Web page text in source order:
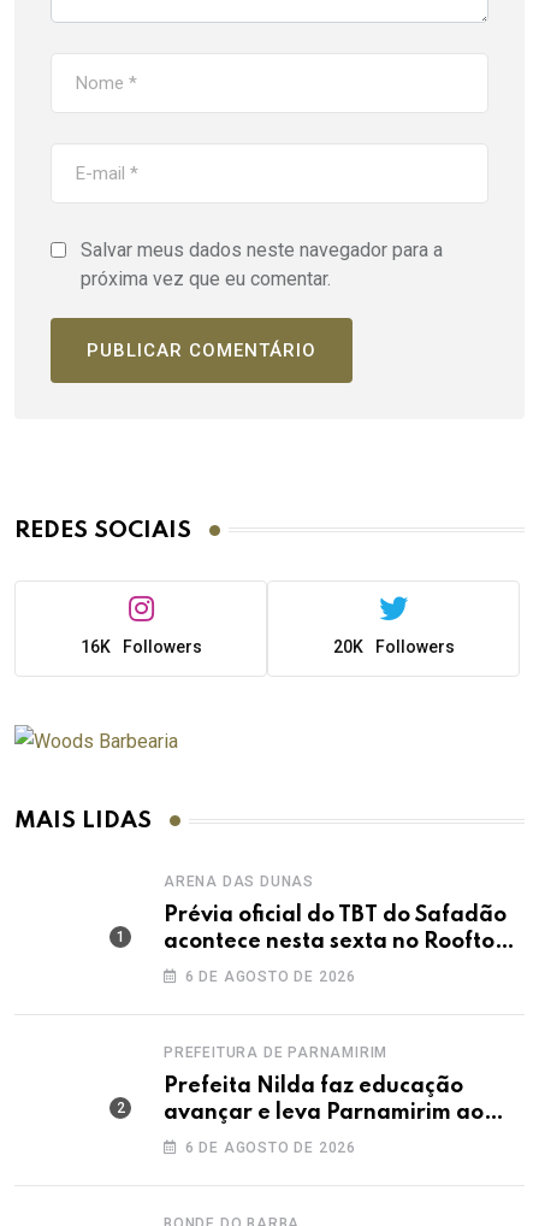
Salvar meus dados neste navegador para a
próxima vez que eu comentar.
REDES SOCIAIS
16K Followers 20K Followers
MAIS LIDAS
ARENA DAS DUNAS
Prévia oficial do TBT do Safadão
acontece nesta sexta no Rooftop
Dunas
6 DE AGOSTO DE 2026
PREFEITURA DE PARNAMIRIM
Prefeita Nilda faz educação
avançar e leva Parnamirim ao
maior IDEB da história dos anos
6 DE AGOSTO DE 2026